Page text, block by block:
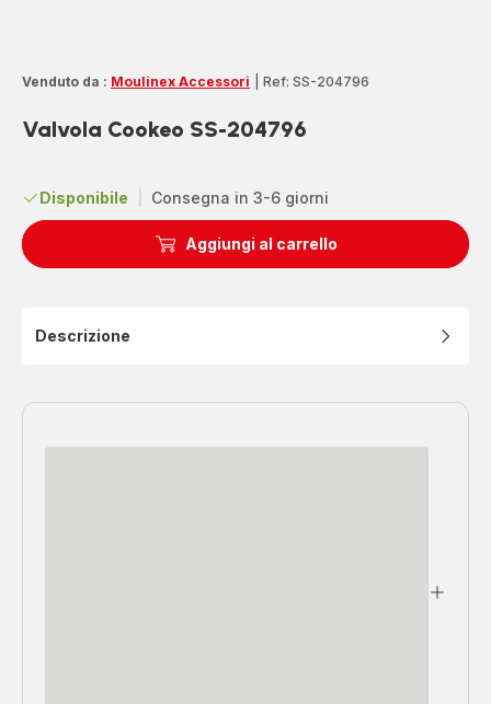
Venduto da : Moulinex Accessori Ref: SS-204796
Valvola Cookeo SS-204796
Disponibile Consegna in 3-6 giorni
Aggiungi al carrello
Descrizione